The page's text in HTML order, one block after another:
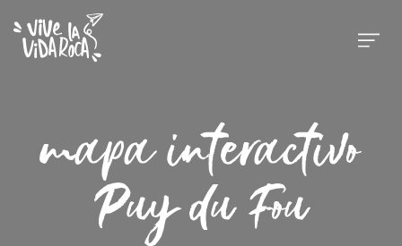
mapa interactivo
Puy du Fou